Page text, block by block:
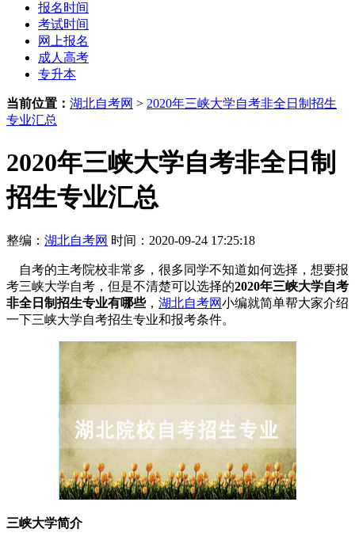
报名时间
考试时间
网上报名
成人高考
专升本
当前位置： 湖北自考网 > 2020年三峡大学自考非全日制招生
专业汇总
2020年三峡大学自考非全日制
招生专业汇总
整编： 湖北自考网 时间：2020-09-24 17:25:18
自考的主考院校非常多，很多同学不知道如何选择，想要报
考三峡大学自考，但是不清楚可以选择的2020年三峡大学自考
非全日制招生专业有哪些， 湖北自考网小编就简单帮大家介绍
一下三峡大学自考招生专业和报考条件。
三峡大学简介